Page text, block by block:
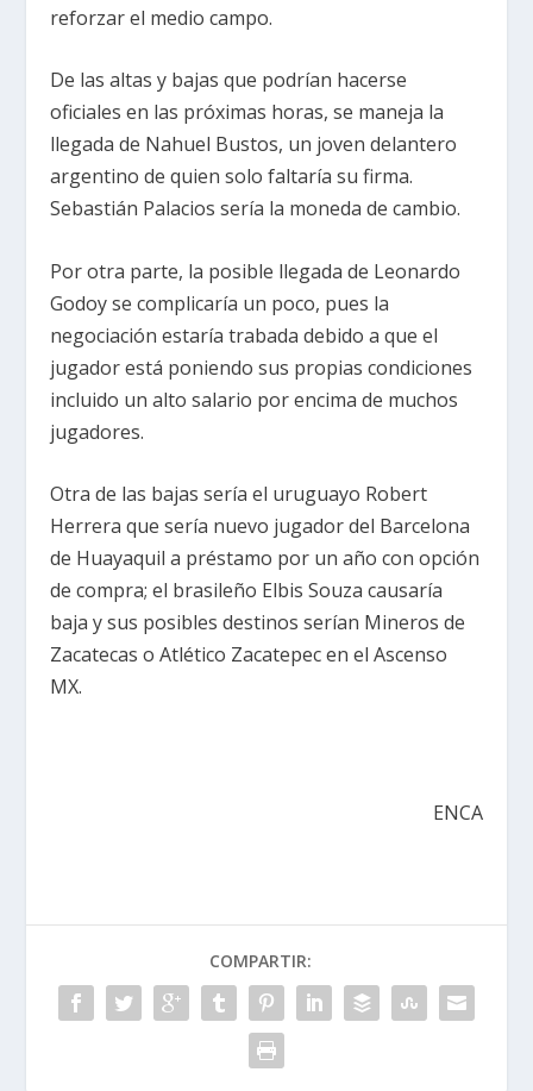
reforzar el medio campo.
De las altas y bajas que podrían hacerse
oficiales en las próximas horas, se maneja la
llegada de Nahuel Bustos, un joven delantero
argentino de quien solo faltaría su firma.
Sebastián Palacios sería la moneda de cambio.
Por otra parte, la posible llegada de Leonardo
Godoy se complicaría un poco, pues la
negociación estaría trabada debido a que el
jugador está poniendo sus propias condiciones
incluido un alto salario por encima de muchos
jugadores.
Otra de las bajas sería el uruguayo Robert
Herrera que sería nuevo jugador del Barcelona
de Huayaquil a préstamo por un año con opción
de compra; el brasileño Elbis Souza causaría
baja y sus posibles destinos serían Mineros de
Zacatecas o Atlético Zacatepec en el Ascenso
MX.
ENCA
COMPARTIR: